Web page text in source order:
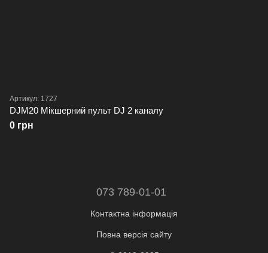
Артикул: 1727
DJM20 Мікшерний пульт DJ 2 каналу
0 грн
073 789-01-01
Контактна інформація
Повна версія сайту